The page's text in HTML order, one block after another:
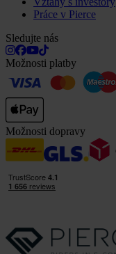
Práce v Pierce
Sledujte nás
Možnosti platby
Možnosti dopravy